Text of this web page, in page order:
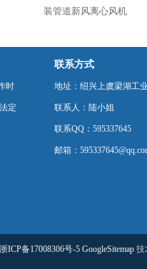
装管道新风离心风机
时
定
联系方式
地址：绍兴上虞梁湖工
联系人：陆小姐
联系QQ：595337645
邮箱：
浙ICP备17008306号-5 GoogleSitemap 技